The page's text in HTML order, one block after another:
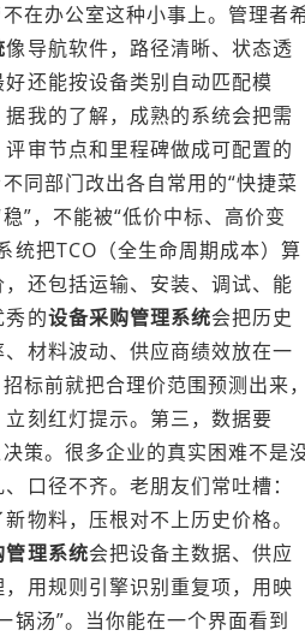
在办公室这种小事上。管理者
像导航软件，路径清晰、状态透
还能按设备类别自动匹配模
我的了解，成熟的系统会把需
审节点和里程碑做成可配置的
同部门改出各自常用的“快捷菜
”，不能被“低价中标、高价变
统把TCO（全生命周期成本）算
还包括运输、安装、调试、能
的设备采购管理系统会把历史
材料波动、供应商绩效放在一
标前就把合理价范围预测出来
刻红灯提示。第三，数据要
策。很多企业的真实困难不是
口径不齐。老朋友们常吐槽：
物料，压根对不上历史价格。
管理系统会把设备主数据、供应
用规则引擎识别重复项，用映
锅汤”。当你能在一个界面看到